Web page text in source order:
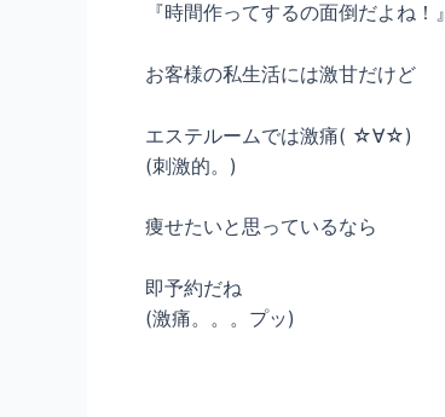
『時間作ってするの面倒だよね！』
お客様の私生活には激甘だけど
エステルームでは激痛( ☆∀☆)
(刺激的。)
痩せたいと思っているなら
即予約だね
(激痛。。。プッ)